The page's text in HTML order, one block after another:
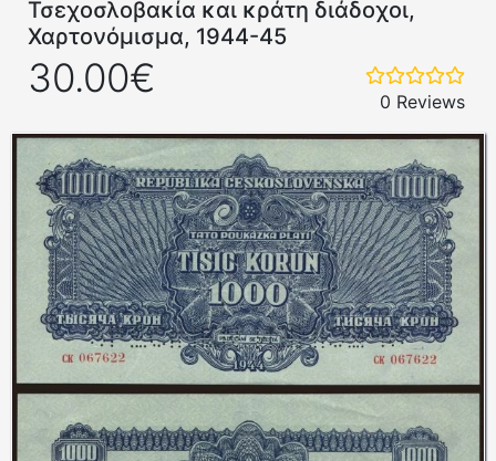
Τσεχοσλοβακία και κράτη διάδοχοι,
Χαρτονόμισμα, 1944-45
30.00€
0 Reviews